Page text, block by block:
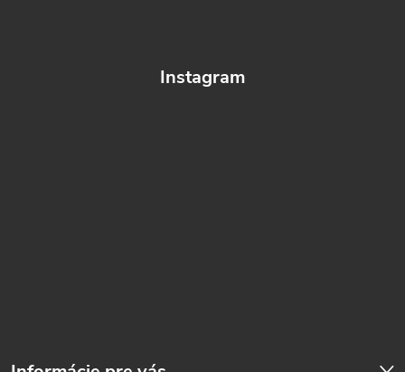
Instagram